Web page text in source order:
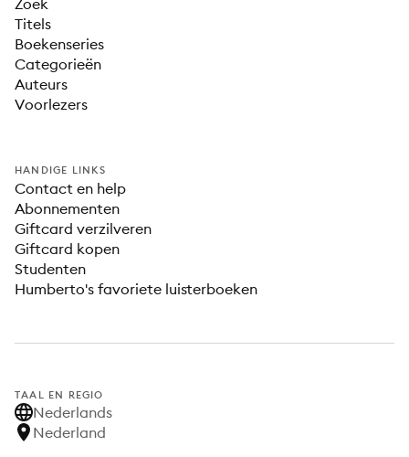
Zoek
Titels
Boekenseries
Categorieën
Auteurs
Voorlezers
HANDIGE LINKS
Contact en help
Abonnementen
Giftcard verzilveren
Giftcard kopen
Studenten
Humberto's favoriete luisterboeken
TAAL EN REGIO
Nederlands
Nederland